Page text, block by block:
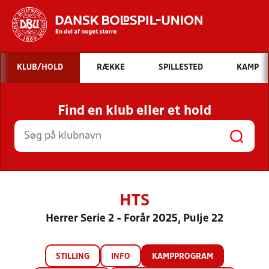
Hvad vil du søge efter?
INDHOLD OG NYHEDER
STILLINGER, RESULTATER, KLUBBER OG
HOLD
KLUB/HOLD RÆKKE SPILLESTED KAMP
Find en klub eller et hold
HTS
Herrer Serie 2 - Forår 2025, Pulje 22
STILLING INFO KAMPPROGRAM